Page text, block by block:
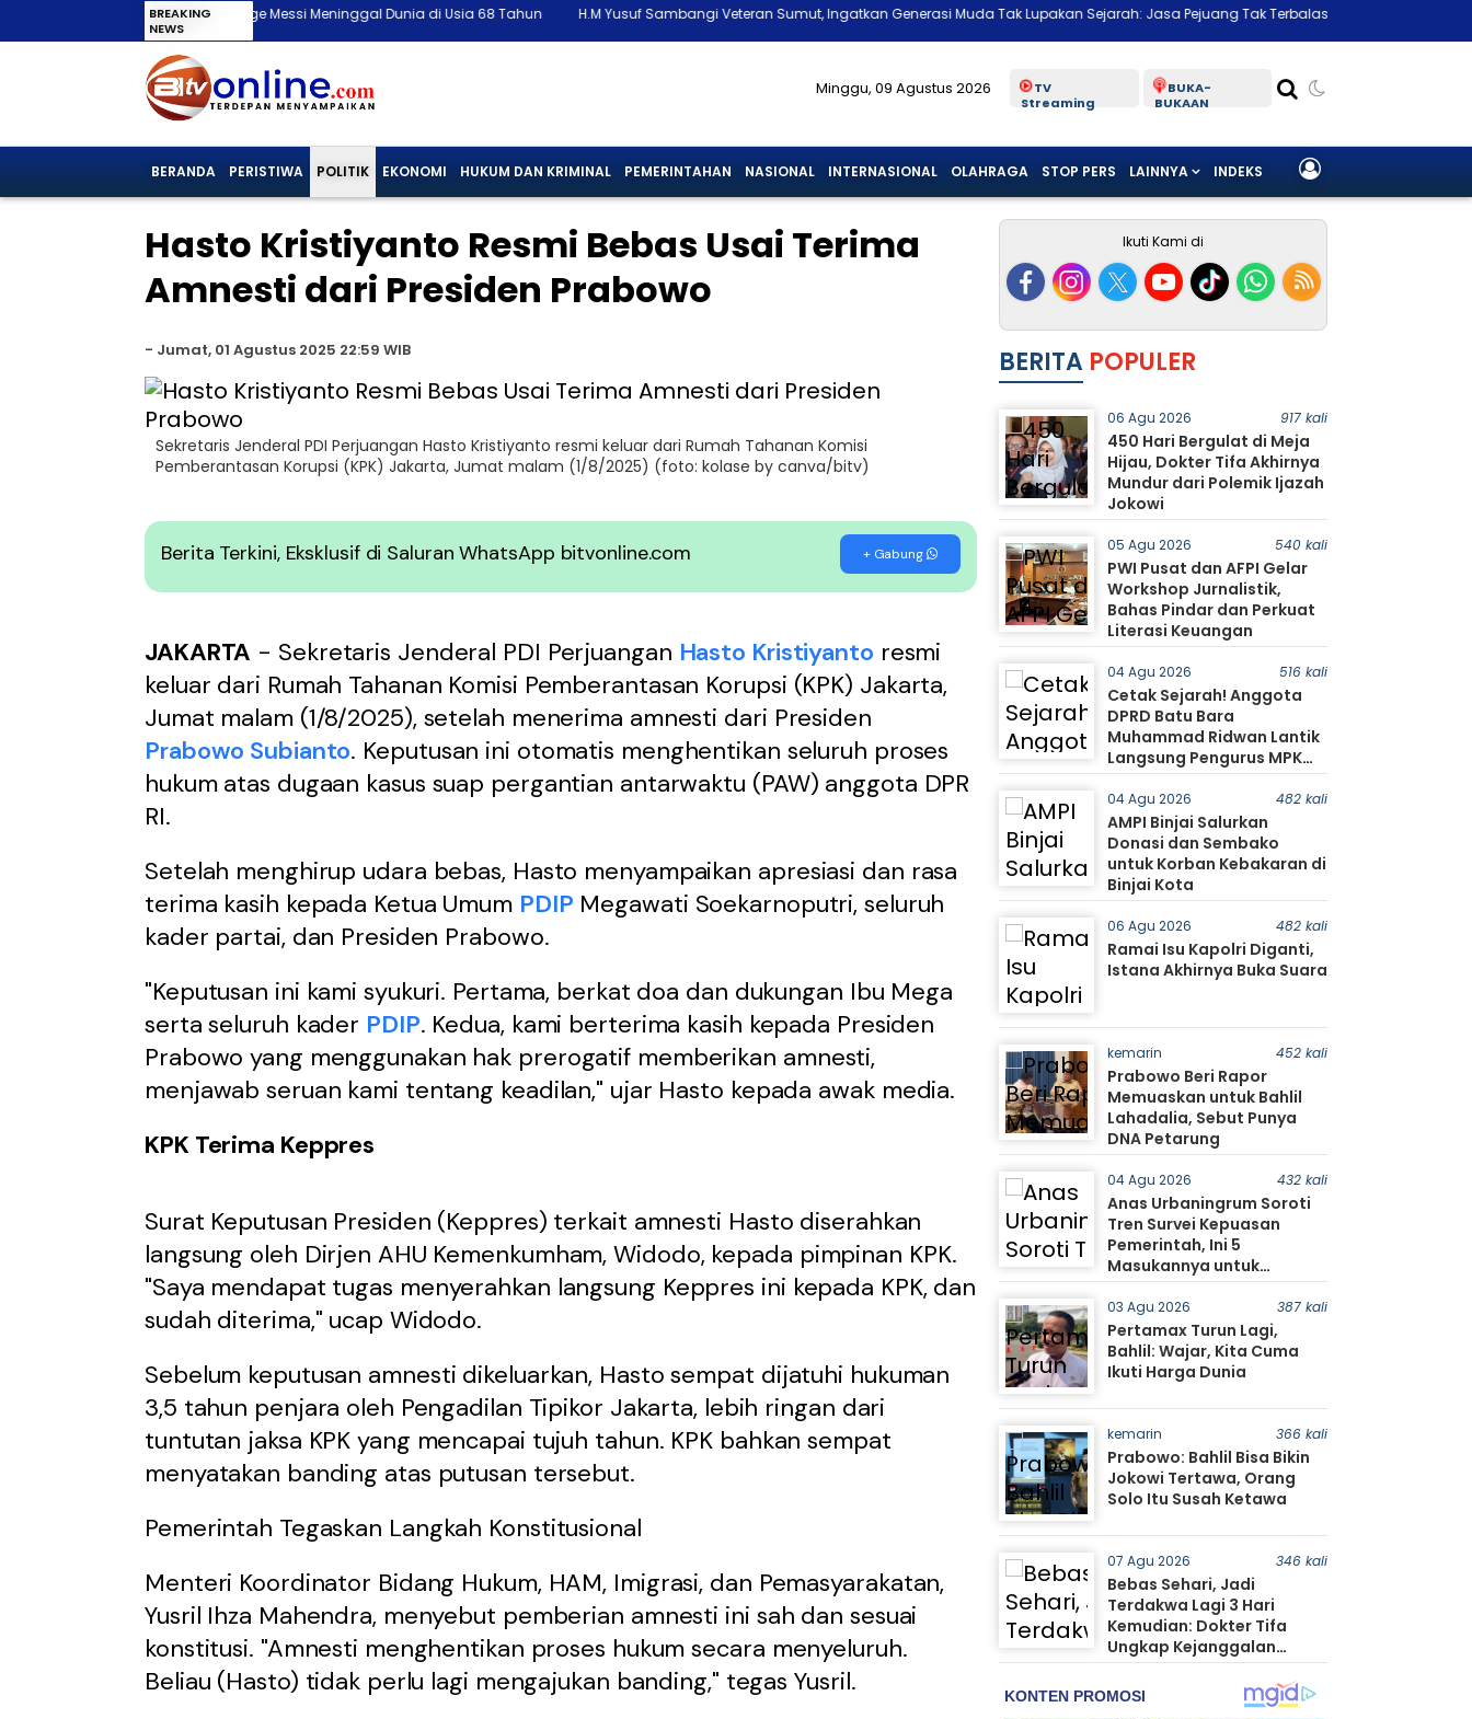
BREAKING
NEWS
Sang Ayah Jorge Messi Meninggal Dunia di Usia 68 Tahun H.M Yusuf Sambangi Veteran Sumut, Ingatkan Generasi Muda Tak Lupakan Sejarah: Jasa Pejuang Tak Terbalaskan Ekonomi RI Tumbuh 5,29
Minggu, 09 Agustus 2026
TV
Streaming
BUKA-
BUKAAN
BERANDA PERISTIWA POLITIK EKONOMI HUKUM DAN KRIMINAL PEMERINTAHAN NASIONAL INTERNASIONAL OLAHRAGA STOP PERS LAINNYA INDEKS
Hasto Kristiyanto Resmi Bebas Usai Terima
Amnesti dari Presiden Prabowo
- Jumat, 01 Agustus 2025 22:59 WIB
Sekretaris Jenderal PDI Perjuangan Hasto Kristiyanto resmi keluar dari Rumah Tahanan Komisi
Pemberantasan Korupsi (KPK) Jakarta, Jumat malam (1/8/2025) (foto: kolase by canva/bitv)
Berita Terkini, Eksklusif di Saluran WhatsApp bitvonline.com + Gabung
JAKARTA - Sekretaris Jenderal PDI Perjuangan Hasto Kristiyanto resmi
keluar dari Rumah Tahanan Komisi Pemberantasan Korupsi (KPK) Jakarta,
Jumat malam (1/8/2025), setelah menerima amnesti dari Presiden
Prabowo Subianto. Keputusan ini otomatis menghentikan seluruh proses
hukum atas dugaan kasus suap pergantian antarwaktu (PAW) anggota DPR
RI.
Setelah menghirup udara bebas, Hasto menyampaikan apresiasi dan rasa
terima kasih kepada Ketua Umum PDIP Megawati Soekarnoputri, seluruh
kader partai, dan Presiden Prabowo.
"Keputusan ini kami syukuri. Pertama, berkat doa dan dukungan Ibu Mega
serta seluruh kader PDIP. Kedua, kami berterima kasih kepada Presiden
Prabowo yang menggunakan hak prerogatif memberikan amnesti,
menjawab seruan kami tentang keadilan," ujar Hasto kepada awak media.
KPK Terima Keppres
Surat Keputusan Presiden (Keppres) terkait amnesti Hasto diserahkan
langsung oleh Dirjen AHU Kemenkumham, Widodo, kepada pimpinan KPK.
"Saya mendapat tugas menyerahkan langsung Keppres ini kepada KPK, dan
sudah diterima," ucap Widodo.
Sebelum keputusan amnesti dikeluarkan, Hasto sempat dijatuhi hukuman
3,5 tahun penjara oleh Pengadilan Tipikor Jakarta, lebih ringan dari
tuntutan jaksa KPK yang mencapai tujuh tahun. KPK bahkan sempat
menyatakan banding atas putusan tersebut.
Pemerintah Tegaskan Langkah Konstitusional
Menteri Koordinator Bidang Hukum, HAM, Imigrasi, dan Pemasyarakatan,
Yusril Ihza Mahendra, menyebut pemberian amnesti ini sah dan sesuai
konstitusi. "Amnesti menghentikan proses hukum secara menyeluruh.
Beliau (Hasto) tidak perlu lagi mengajukan banding," tegas Yusril.
Ikuti Kami di
BERITA POPULER
06 Agu 2026 917 kali
450 Hari Bergulat di Meja
Hijau, Dokter Tifa Akhirnya
Mundur dari Polemik Ijazah
Jokowi
05 Agu 2026 540 kali
PWI Pusat dan AFPI Gelar
Workshop Jurnalistik,
Bahas Pindar dan Perkuat
Literasi Keuangan
04 Agu 2026 516 kali
Cetak Sejarah! Anggota
DPRD Batu Bara
Muhammad Ridwan Lantik
Langsung Pengurus MPK
SMA Negeri 1 Tanjung Tiram
04 Agu 2026 482 kali
AMPI Binjai Salurkan
Donasi dan Sembako
untuk Korban Kebakaran di
Binjai Kota
06 Agu 2026 482 kali
Ramai Isu Kapolri Diganti,
Istana Akhirnya Buka Suara
kemarin 452 kali
Prabowo Beri Rapor
Memuaskan untuk Bahlil
Lahadalia, Sebut Punya
DNA Petarung
04 Agu 2026 432 kali
Anas Urbaningrum Soroti
Tren Survei Kepuasan
Pemerintah, Ini 5
Masukannya untuk
Prabowo
03 Agu 2026 387 kali
Pertamax Turun Lagi,
Bahlil: Wajar, Kita Cuma
Ikuti Harga Dunia
kemarin 366 kali
Prabowo: Bahlil Bisa Bikin
Jokowi Tertawa, Orang
Solo Itu Susah Ketawa
07 Agu 2026 346 kali
Bebas Sehari, Jadi
Terdakwa Lagi 3 Hari
Kemudian: Dokter Tifa
Ungkap Kejanggalan
Status Hukumnya